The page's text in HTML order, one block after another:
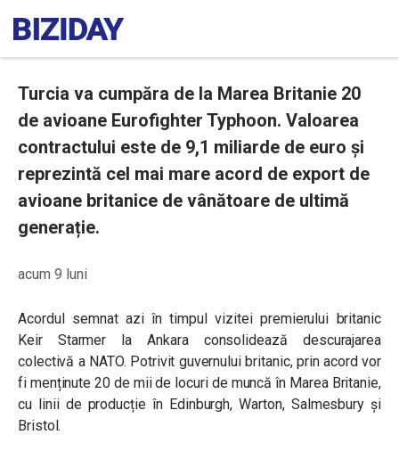
Turcia va cumpăra de la Marea Britanie 20
de avioane Eurofighter Typhoon. Valoarea
contractului este de 9,1 miliarde de euro și
reprezintă cel mai mare acord de export de
avioane britanice de vânătoare de ultimă
generație.
acum 9 luni
Acordul semnat azi în timpul vizitei premierului britanic
Keir Starmer la Ankara consolidează descurajarea
colectivă a NATO. Potrivit guvernului britanic, prin acord vor
fi menținute 20 de mii de locuri de muncă în Marea Britanie,
cu linii de producție în Edinburgh, Warton, Salmesbury și
Bristol.